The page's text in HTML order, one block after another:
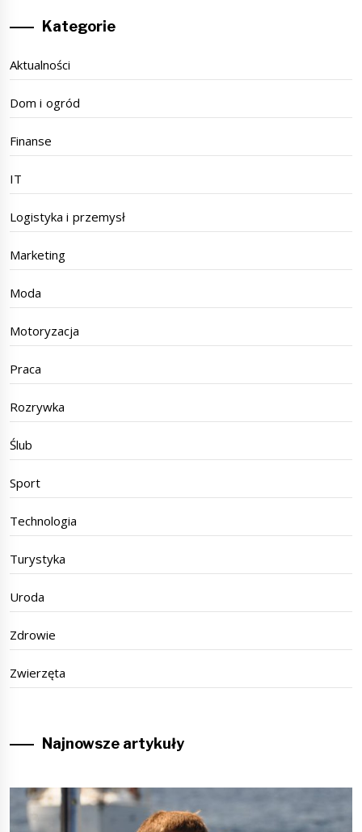
Kategorie
Aktualności
Dom i ogród
Finanse
IT
Logistyka i przemysł
Marketing
Moda
Motoryzacja
Praca
Rozrywka
Ślub
Sport
Technologia
Turystyka
Uroda
Zdrowie
Zwierzęta
Najnowsze artykuły